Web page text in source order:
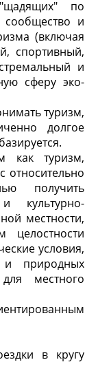
по
и
(включая
спортивный,
и
сферу эко-
туризм,
долгое
как туризм,
относительно
получить
культурно-
местности,
условия,
природных
местного
в кругу